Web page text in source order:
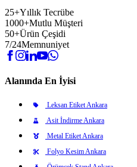
25+Yıllık Tecrübe
1000+Mutlu Müşteri
50+Ürün Çeşidi
7/24Memnuniyet
Alanında En İyisi
Leksan Etiket Ankara
Asit İndirme Ankara
Metal Etiket Ankara
Folyo Kesim Ankara